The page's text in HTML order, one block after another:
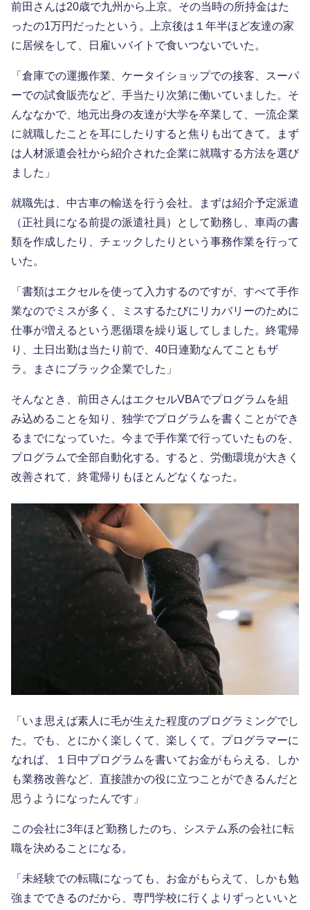
前田さんは20歳で九州から上京。その当時の所持金はた
ったの1万円だったという。上京後は１年半ほど友達の家
に居候をして、日雇いバイトで食いつないでいた。
「倉庫での運搬作業、ケータイショップでの接客、スーパ
ーでの試食販売など、手当たり次第に働いていました。そ
んななかで、地元出身の友達が大学を卒業して、一流企業
に就職したことを耳にしたりすると焦りも出てきて。まず
は人材派遣会社から紹介された企業に就職する方法を選び
ました」
就職先は、中古車の輸送を行う会社。まずは紹介予定派遣
（正社員になる前提の派遣社員）として勤務し、車両の書
類を作成したり、チェックしたりという事務作業を行って
いた。
「書類はエクセルを使って入力するのですが、すべて手作
業なのでミスが多く、ミスするたびにリカバリーのために
仕事が増えるという悪循環を繰り返してしました。終電帰
り、土日出勤は当たり前で、40日連勤なんてこともザ
ラ。まさにブラック企業でした」
そんなとき、前田さんはエクセルVBAでプログラムを組
み込めることを知り、独学でプログラムを書くことができ
るまでになっていた。今まで手作業で行っていたものを、
プログラムで全部自動化する。すると、労働環境が大きく
改善されて、終電帰りもほとんどなくなった。
「いま思えば素人に毛が生えた程度のプログラミングでし
た。でも、とにかく楽しくて、楽しくて。プログラマーに
なれば、１日中プログラムを書いてお金がもらえる、しか
も業務改善など、直接誰かの役に立つことができるんだと
思うようになったんです」
この会社に3年ほど勤務したのち、システム系の会社に転
職を決めることになる。
「未経験での転職になっても、お金がもらえて、しかも勉
強までできるのだから、専門学校に行くよりずっといいと